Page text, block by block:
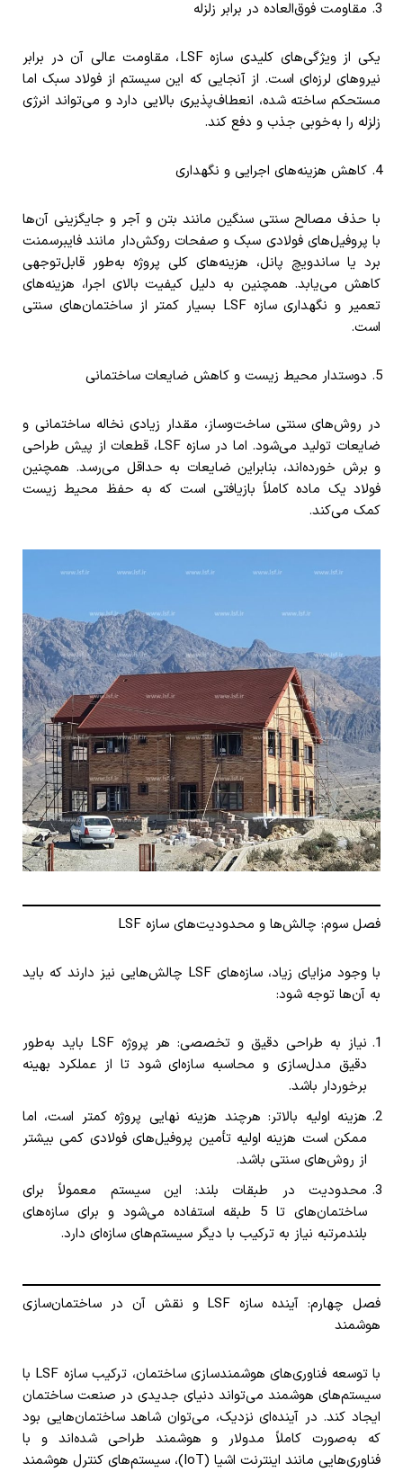
مقاومت فوق‌العاده در برابر زلزله
یکی از ویژگی‌های کلیدی سازه LSF، مقاومت عالی آن در برابر
نیروهای لرزه‌ای است. از آنجایی که این سیستم از فولاد سبک اما
مستحکم ساخته شده، انعطاف‌پذیری بالایی دارد و می‌تواند انرژی
زلزله را به‌خوبی جذب و دفع کند.
کاهش هزینه‌های اجرایی و نگهداری
با حذف مصالح سنتی سنگین مانند بتن و آجر و جایگزینی آن‌ها
با پروفیل‌های فولادی سبک و صفحات روکش‌دار مانند فایبرسمنت
برد یا ساندویچ پانل، هزینه‌های کلی پروژه به‌طور قابل‌توجهی
کاهش می‌یابد. همچنین به دلیل کیفیت بالای اجرا، هزینه‌های
تعمیر و نگهداری سازه LSF بسیار کمتر از ساختمان‌های سنتی
است.
دوستدار محیط زیست و کاهش ضایعات ساختمانی
در روش‌های سنتی ساخت‌وساز، مقدار زیادی نخاله ساختمانی و
ضایعات تولید می‌شود. اما در سازه LSF، قطعات از پیش طراحی
و برش خورده‌اند، بنابراین ضایعات به حداقل می‌رسد. همچنین
فولاد یک ماده کاملاً بازیافتی است که به حفظ محیط زیست
کمک می‌کند.
فصل سوم: چالش‌ها و محدودیت‌های سازه LSF
با وجود مزایای زیاد، سازه‌های LSF چالش‌هایی نیز دارند که باید
به آن‌ها توجه شود:
نیاز به طراحی دقیق و تخصصی: هر پروژه LSF باید به‌طور
دقیق مدل‌سازی و محاسبه سازه‌ای شود تا از عملکرد بهینه
برخوردار باشد.
هزینه اولیه بالاتر: هرچند هزینه نهایی پروژه کمتر است، اما
ممکن است هزینه اولیه تأمین پروفیل‌های فولادی کمی بیشتر
از روش‌های سنتی باشد.
محدودیت در طبقات بلند: این سیستم معمولاً برای
ساختمان‌های تا 5 طبقه استفاده می‌شود و برای سازه‌های
بلندمرتبه نیاز به ترکیب با دیگر سیستم‌های سازه‌ای دارد.
فصل چهارم: آینده سازه LSF و نقش آن در ساختمان‌سازی
هوشمند
با توسعه فناوری‌های هوشمندسازی ساختمان، ترکیب سازه LSF با
سیستم‌های هوشمند می‌تواند دنیای جدیدی در صنعت ساختمان
ایجاد کند. در آینده‌ای نزدیک، می‌توان شاهد ساختمان‌هایی بود
که به‌صورت کاملاً مدولار و هوشمند طراحی شده‌اند و با
فناوری‌هایی مانند اینترنت اشیا (IoT)، سیستم‌های کنترل هوشمند